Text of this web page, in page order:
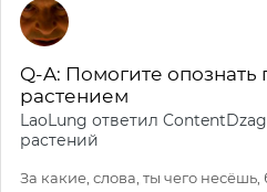
Q-A: Помогите опознать
растением
LaoLung ответил
растений
За какие, слова, ты чего